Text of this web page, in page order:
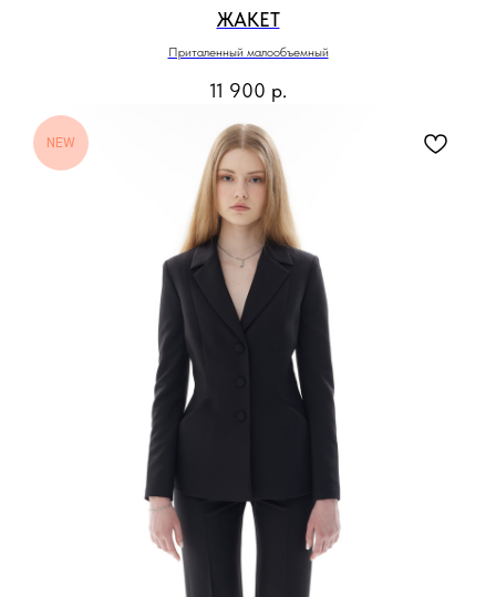
ЖАКЕТ
Приталенный малообъемный
11 900 р.
NEW